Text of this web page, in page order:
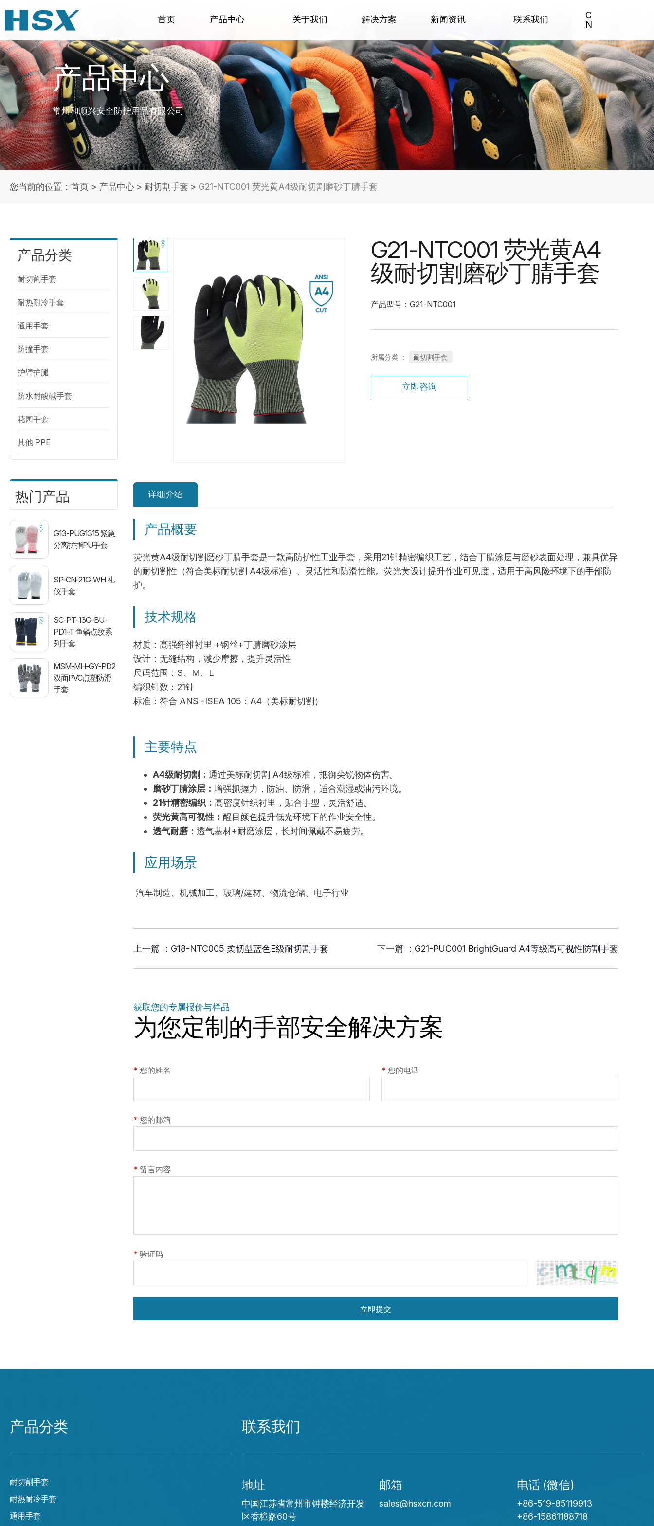
首页 产品中心 关于我们 解决方案 新闻资讯 联系我们
C
N
产品中心
常州和顺兴安全防护用品有限公司
您当前的位置：首页 > 产品中心 > 耐切割手套 > G21-NTC001 荧光黄A4级耐切割磨砂丁腈手套
产品分类
耐切割手套
耐热耐冷手套
通用手套
防撞手套
护臂护腿
防水耐酸碱手套
花园手套
其他 PPE
热门产品
G13-PUG1315 紧急
分离护指PU手套
SP-CN-21G-WH 礼
仪手套
SC-PT-13G-BU-
PD1-T 鱼鳞点纹系
列手套
MSM-MH-GY-PD2
双面PVC点塑防滑
手套
G21-NTC001 荧光黄A4
级耐切割磨砂丁腈手套
产品型号：G21-NTC001
所属分类 ： 耐切割手套
立即咨询
详细介绍
产品概要
荧光黄A4级耐切割磨砂丁腈手套是一款高防护性工业手套，采用21针精密编织工艺，结合丁腈涂层与磨砂表面处理，兼具优异
的耐切割性（符合美标耐切割 A4级标准）、灵活性和防滑性能。荧光黄设计提升作业可见度，适用于高风险环境下的手部防
护。
技术规格
材质：高强纤维衬里 +钢丝+丁腈磨砂涂层
设计：无缝结构，减少摩擦，提升灵活性
尺码范围：S、M、L
编织针数：21针
标准：符合 ANSI-ISEA 105：A4（美标耐切割）
主要特点
A4级耐切割：通过美标耐切割 A4级标准，抵御尖锐物体伤害。
磨砂丁腈涂层：增强抓握力，防油、防滑，适合潮湿或油污环境。
21针精密编织： 高密度针织衬里，贴合手型，灵活舒适。
荧光黄高可视性：醒目颜色提升低光环境下的作业安全性。
透气耐磨：透气基材+耐磨涂层，长时间佩戴不易疲劳。
应用场景
汽车制造、机械加工、玻璃/建材、物流仓储、电子行业
上一篇 ： G18-NTC005 柔韧型蓝色E级耐切割手套 下一篇 ： G21-PUC001 BrightGuard A4等级高可视性防割手套
获取您的专属报价与样品
为您定制的手部安全解决方案
* 您的姓名 * 您的电话
* 您的邮箱
* 留言内容
* 验证码
立即提交
产品分类
耐切割手套
耐热耐冷手套
通用手套
联系我们
地址
中国江苏省常州市钟楼经济开发
区香樟路60号
邮箱
sales@hsxcn.com
电话 (微信)
+86-519-85119913
+86-15861188718